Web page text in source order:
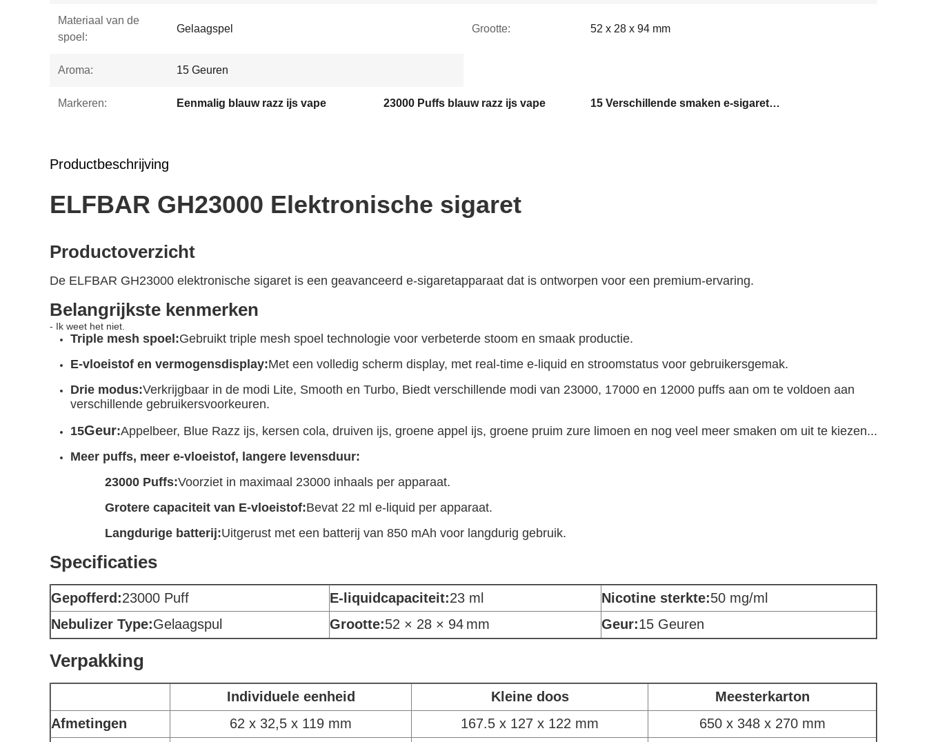
Materiaal van de
spoel:
Gelaagspel Grootte: 52 x 28 x 94 mm
Aroma: 15 Geuren
Markeren: Eenmalig blauw razz ijs vape 23000 Puffs blauw razz ijs vape 15 Verschillende smaken e-sigaret vape pen
Productbeschrijving
ELFBAR GH23000 Elektronische sigaret
Productoverzicht
De ELFBAR GH23000 elektronische sigaret is een geavanceerd e-sigaretapparaat dat is ontworpen voor een premium-ervaring.
Belangrijkste kenmerken
- Ik weet het niet.
Triple mesh spoel:Gebruikt triple mesh spoel technologie voor verbeterde stoom en smaak productie.
E-vloeistof en vermogensdisplay:Met een volledig scherm display, met real-time e-liquid en stroomstatus voor gebruikersgemak.
Drie modus:Verkrijgbaar in de modi Lite, Smooth en Turbo, Biedt verschillende modi van 23000, 17000 en 12000 puffs aan om te voldoen aan
verschillende gebruikersvoorkeuren.
15Geur:Appelbeer, Blue Razz ijs, kersen cola, druiven ijs, groene appel ijs, groene pruim zure limoen en nog veel meer smaken om uit te kiezen...
Meer puffs, meer e-vloeistof, langere levensduur:
23000 Puffs:Voorziet in maximaal 23000 inhaals per apparaat.
Grotere capaciteit van E-vloeistof:Bevat 22 ml e-liquid per apparaat.
Langdurige batterij:Uitgerust met een batterij van 850 mAh voor langdurig gebruik.
Specificaties
Gepofferd:23000 Puff E-liquidcapaciteit:23 ml Nicotine sterkte:50 mg/ml
Nebulizer Type:Gelaagspul Grootte:52 × 28 × 94 mm Geur:15 Geuren
Verpakking
Individuele eenheid Kleine doos
Meesterkarton
Afmetingen
62 x 32,5 x 119 mm 167.5 x 127 x 122 mm
650 x 348 x 270 mm